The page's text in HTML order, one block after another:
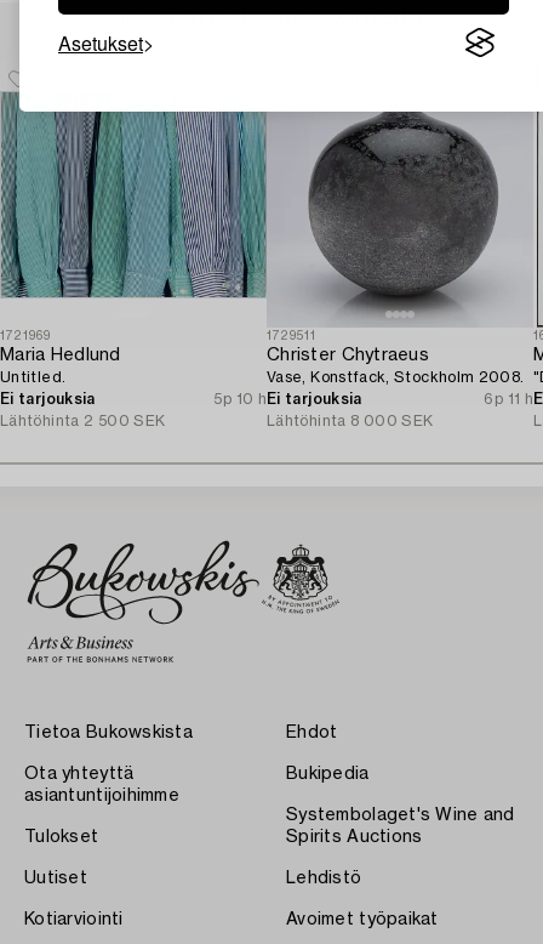
Asetukset
Muiden katsomia kohteita
1721969
Maria Hedlund
Untitled.
Ei tarjouksia
5p 10 h
Lähtöhinta 2 500 SEK
1729511
Christer Chytraeus
Vase, Konstfack, Stockholm 2008.
Ei tarjouksia
6p 11 h
Lähtöhinta 8 000 SEK
Tietoa Bukowskista
Ota yhteyttä
asiantuntijoihimme
Tulokset
Uutiset
Kotiarviointi
Ehdot
Bukipedia
Systembolaget's Wine and
Spirits Auctions
Lehdistö
Avoimet työpaikat